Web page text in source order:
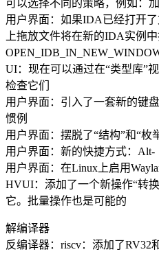
可以选择不同的策略，例如：
用户界面：如果IDA已经打开
上拖放文件将在新的IDA实例
UI：现在可以通过在“类型库”
检查它们
用户界面：引入了一套新的键
惯例
用户界面：摆脱了“结构”和“枚
用户界面：新的快捷方式：Alt-
用户界面：在Linux上启用
HVUI：添加了一个新操作“转
它。批量操作也是可能的
解编译器
反编译器：riscv：添加了RV32